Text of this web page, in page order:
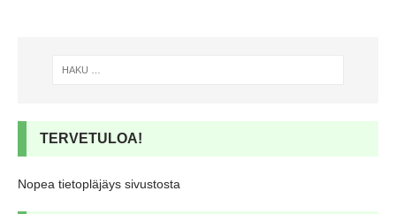
TERVETULOA!
Nopea tietopläjäys sivustosta